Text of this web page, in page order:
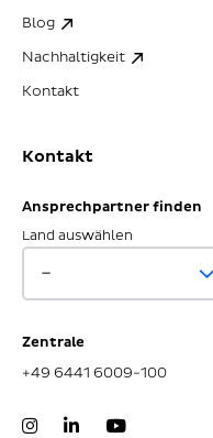
Blog
Nachhaltigkeit
Kontakt
Kontakt
Ansprechpartner finden
Land auswählen
Zentrale
+49 6441 6009-100